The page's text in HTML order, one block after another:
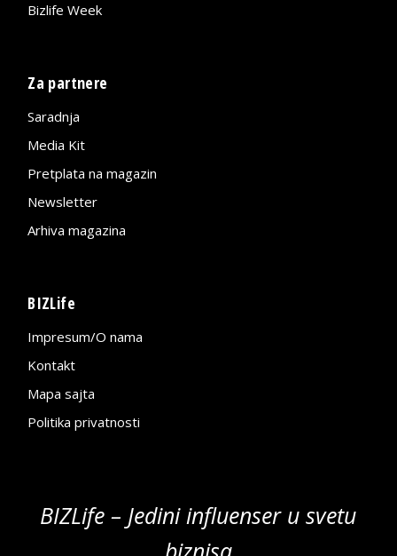
Bizlife Week
Za partnere
Saradnja
Media Kit
Pretplata na magazin
Newsletter
Arhiva magazina
BIZLife
Impresum/O nama
Kontakt
Mapa sajta
Politika privatnosti
BIZLife – Jedini influenser u svetu